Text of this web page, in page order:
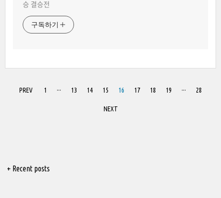
승 결승전
구독하기
PREV 1 ··· 13 14 15 16 17 18 19 ··· 28
NEXT
+ Recent posts